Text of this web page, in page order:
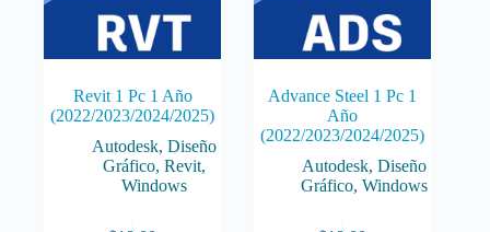
Revit 1 Pc 1 Año
(2022/2023/2024/2025)
Autodesk,Diseño
Gráfico,Revit,
Windows
Advance Steel 1 Pc 1
Año
(2022/2023/2024/2025)
Autodesk,Diseño
Gráfico,Windows